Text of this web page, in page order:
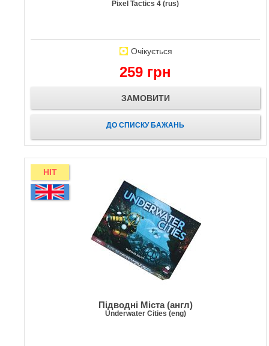
Pixel Tactics 4 (rus)
Очікується
259 грн
ЗАМОВИТИ
ДО СПИСКУ БАЖАНЬ
HIT
Підводні Міста (англ)
Underwater Cities (eng)